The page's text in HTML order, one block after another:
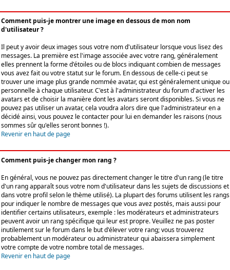
Comment puis-je montrer une image en dessous de mon nom
d'utilisateur ?
Il peut y avoir deux images sous votre nom d'utilisateur lorsque vous lisez des
messages. La première est l'image associée avec votre rang, généralement
elles prennent la forme d'étoiles ou de blocs indiquant combien de messages
vous avez fait ou votre statut sur le forum. En dessous de celle-ci peut se
trouver une image plus grande nommée avatar, qui est généralement unique ou
personnelle à chaque utilisateur. C'est à l'administrateur du forum d'activer les
avatars et de choisir la manière dont les avatars seront disponibles. Si vous ne
pouvez pas utiliser un avatar, cela voudra alors dire que l'administrateur en a
décidé ainsi, vous pouvez le contacter pour lui en demander les raisons (nous
sommes sûr qu'elles seront bonnes !).
Revenir en haut de page
Comment puis-je changer mon rang ?
En général, vous ne pouvez pas directement changer le titre d'un rang (le titre
d'un rang apparaît sous votre nom d'utilisateur dans les sujets de discussions et
dans votre profil selon le thème utilisé). La plupart des forums utilisent les rangs
pour indiquer le nombre de messages que vous avez postés, mais aussi pour
identifier certains utilisateurs, exemple : les modérateurs et administrateurs
peuvent avoir un rang spécifique qui leur est propre. Veuillez ne pas poster
inutilement sur le forum dans le but d'élever votre rang; vous trouverez
probablement un modérateur ou administrateur qui abaissera simplement
votre compte de votre nombre total de messages.
Revenir en haut de page